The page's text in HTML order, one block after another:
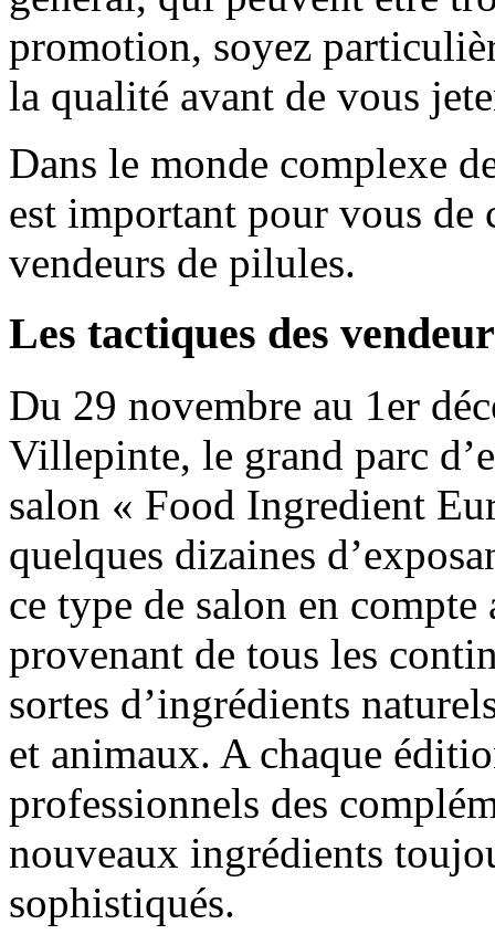
promotion, soyez
la qualité avant de vous
Dans le monde complexe
est important pour vous de
vendeurs de pilules.
Les tactiques des
Du 29 novembre au 1er
Villepinte, le grand parc
salon « Food Ingredient
quelques dizaines
ce type de salon en
provenant de tous les
sortes d’ingrédients
et animaux. A chaque
professionnels des
nouveaux ingrédients
sophistiqués.